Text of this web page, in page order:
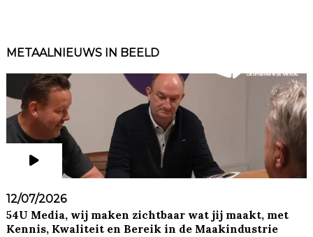
METAALNIEUWS IN BEELD
12/07/2026
54U Media, wij maken zichtbaar wat jij maakt, met
Kennis, Kwaliteit en Bereik in de Maakindustrie